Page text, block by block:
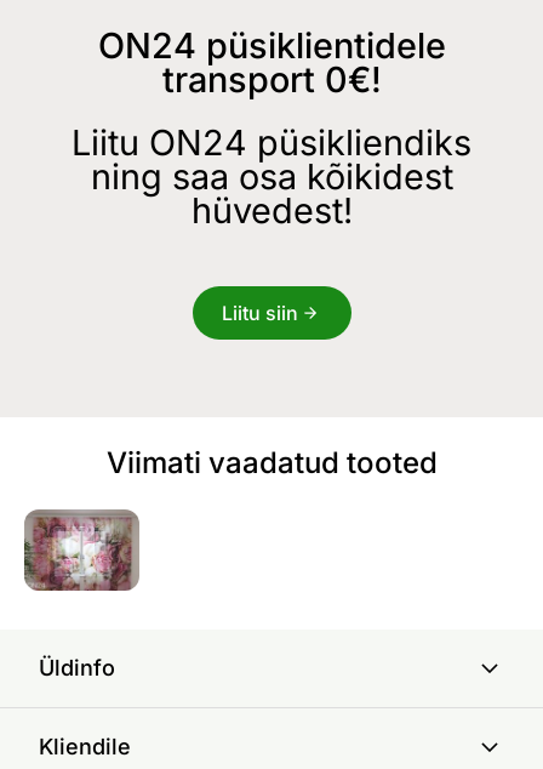
ON24 püsiklientidele
transport 0€!
Liitu ON24 püsikliendiks
ning saa osa kõikidest
hüvedest!
Liitu siin
Viimati vaadatud tooted
Üldinfo
Kliendile